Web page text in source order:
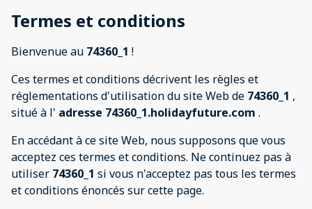
Termes et conditions
Bienvenue au 74360_1 !
Ces termes et conditions décrivent les règles et
réglementations d'utilisation du site Web de 74360_1 ,
situé à l' adresse 74360_1.holidayfuture.com .
En accédant à ce site Web, nous supposons que vous
acceptez ces termes et conditions. Ne continuez pas à
utiliser 74360_1 si vous n'acceptez pas tous les termes
et conditions énoncés sur cette page.